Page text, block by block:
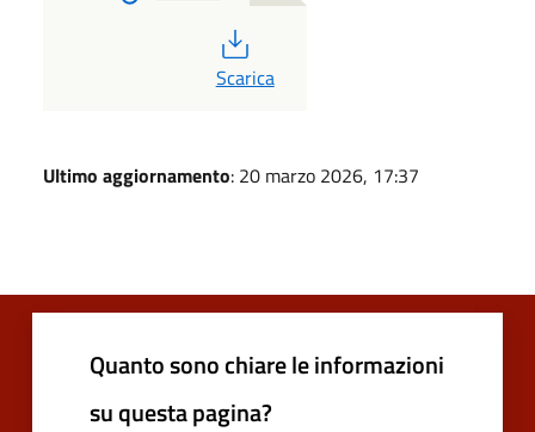
PDF
Scarica
Ultimo aggiornamento: 20 marzo 2026, 17:37
Quanto sono chiare le informazioni
su questa pagina?